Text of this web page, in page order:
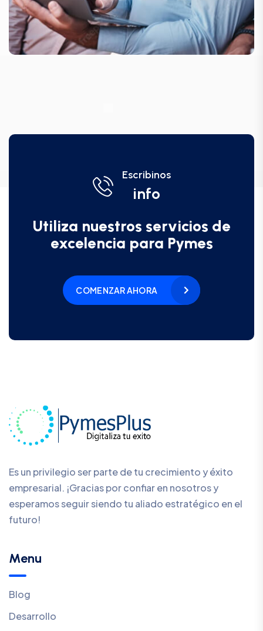
Escribinos
info
Utiliza nuestros servicios de
excelencia para Pymes
COMENZAR AHORA
Es un privilegio ser parte de tu crecimiento y éxito
empresarial. ¡Gracias por confiar en nosotros y
esperamos seguir siendo tu aliado estratégico en el
futuro!
Menu
Blog
Desarrollo